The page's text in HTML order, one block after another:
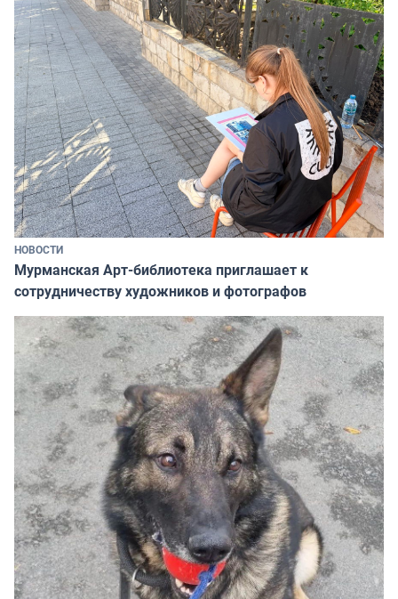
НОВОСТИ
Мурманская Арт-библиотека приглашает к
сотрудничеству художников и фотографов